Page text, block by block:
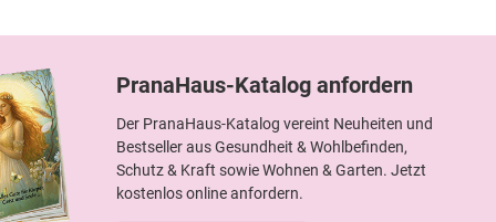
PranaHaus-Katalog anfordern
Der PranaHaus-Katalog vereint Neuheiten und
Bestseller aus Gesundheit & Wohlbefinden,
Schutz & Kraft sowie Wohnen & Garten. Jetzt
kostenlos online anfordern.